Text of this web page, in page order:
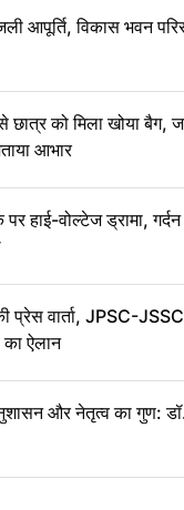
आपूर्ति, विकास भवन
छात्र को मिला खोया बैग,
आभार
हाई-वोल्टेज ड्रामा,
प्रेस वार्ता, JPSC-
का ऐलान
और नेतृत्व का गुण: